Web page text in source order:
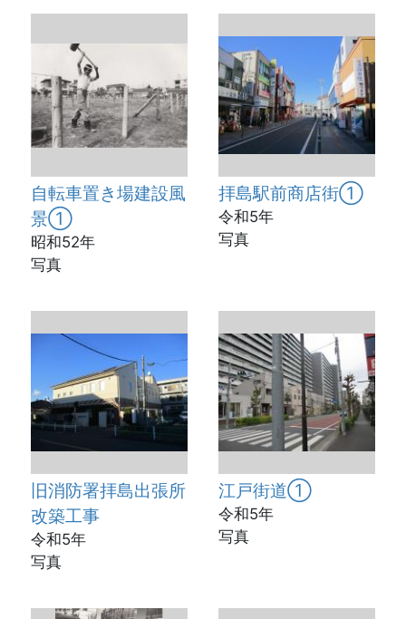
自転車置き場建設風
景①
昭和52年
写真
拝島駅前商店街①
令和5年
写真
旧消防署拝島出張所
改築工事
令和5年
写真
江戸街道①
令和5年
写真